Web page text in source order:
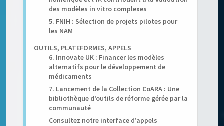
des modèles in vitro complexes
5. FNIH : Sélection de projets pilotes pour
les NAM
OUTILS, PLATEFORMES, APPELS
6. Innovate UK : Financer les modèles
alternatifs pour le développement de
médicaments
7. Lancement de la Collection CoARA : Une
bibliothèque d’outils de réforme gérée par la
communauté
Consultez notre interface d’appels